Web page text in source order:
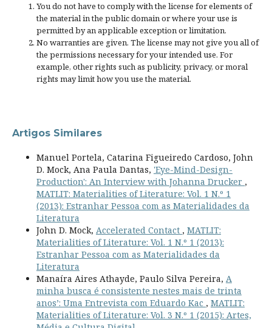
You do not have to comply with the license for elements of
the material in the public domain or where your use is
permitted by an applicable exception or limitation.
No warranties are given. The license may not give you all of
the permissions necessary for your intended use. For
example, other rights such as publicity, privacy, or moral
rights may limit how you use the material.
Artigos Similares
Manuel Portela, Catarina Figueiredo Cardoso, John
D. Mock, Ana Paula Dantas, 'Eye-Mind-Design-
Production': An Interview with Johanna Drucker ,
MATLIT: Materialities of Literature: Vol. 1 N.º 1
(2013): Estranhar Pessoa com as Materialidades da
Literatura
John D. Mock, Accelerated Contact , MATLIT:
Materialities of Literature: Vol. 1 N.º 1 (2013):
Estranhar Pessoa com as Materialidades da
Literatura
Manaíra Aires Athayde, Paulo Silva Pereira, A
minha busca é consistente nestes mais de trinta
anos’: Uma Entrevista com Eduardo Kac , MATLIT:
Materialities of Literature: Vol. 3 N.º 1 (2015): Artes,